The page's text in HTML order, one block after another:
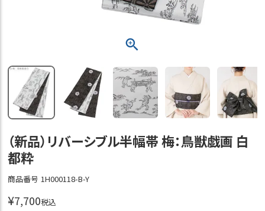
（新品）リバーシブル半幅帯 梅：鳥獣戯画 白
都粋
商品番号 1H000118-B-Y
¥7,700税込